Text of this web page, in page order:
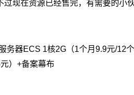
过现在资源已经售完，有需要的小
务器ECS 1核2G （1个月9.9元/12
元）+备案幕布